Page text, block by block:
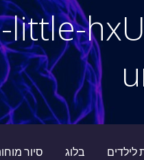
little-
לילדים בלוג סיור